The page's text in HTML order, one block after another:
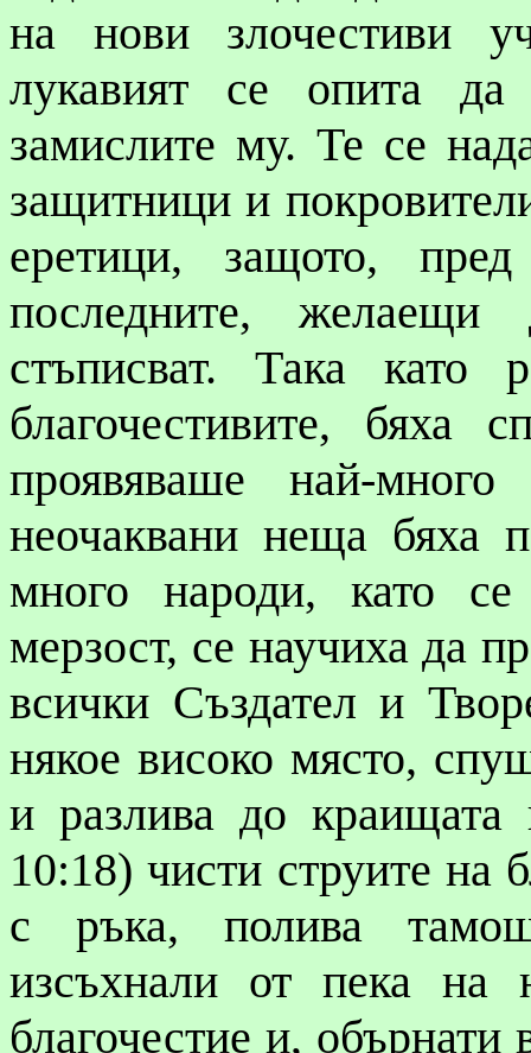
на нови злочестиви
лукавият се опита
замислите му. Те се
защитници и
еретици, защото,
последните,
стъписват. Така като
благочестивите, бяха
проявяваше най-
неочаквани неща бяха
много народи, като
мерзост, се научиха да
всички Създател и
някое високо място,
и разлива до
10:18) чисти струите на
с ръка, полива
изсъхнали от пека на
благочестие и,